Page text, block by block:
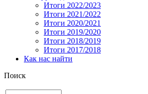
Итоги 2022/2023
Итоги 2021/2022
Итоги 2020/2021
Итоги 2019/2020
Итоги 2018/2019
Итоги 2017/2018
Как нас найти
Поиск